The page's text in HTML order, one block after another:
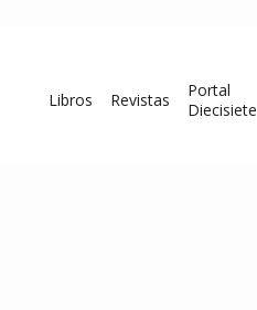
Libros Revistas
Portal
Diecisiete